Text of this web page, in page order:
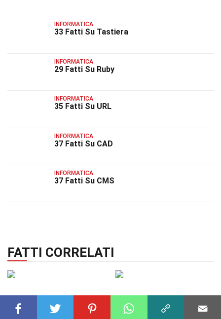
INFORMATICA
33 Fatti Su Tastiera
INFORMATICA
29 Fatti Su Ruby
INFORMATICA
35 Fatti Su URL
INFORMATICA
37 Fatti Su CAD
INFORMATICA
37 Fatti Su CMS
FATTI CORRELATI